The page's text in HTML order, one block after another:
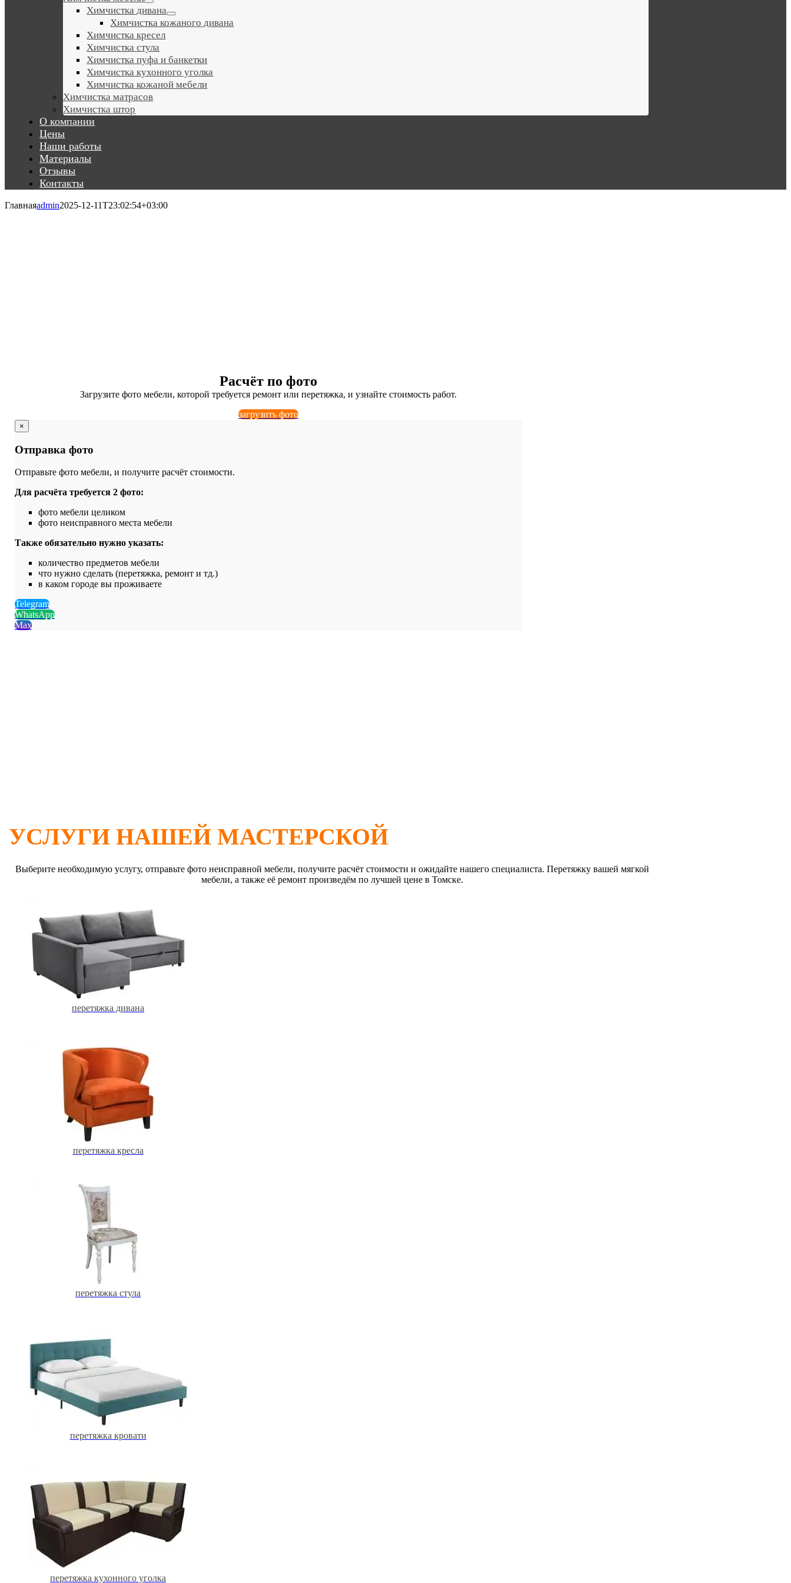
Химчистка дивана
Химчистка кожаного дивана
Химчистка кресел
Химчистка стула
Химчистка пуфа и банкетки
Химчистка кухонного уголка
Химчистка кожаной мебели
Химчистка матрасов
Химчистка штор
О компании
Цены
Наши работы
Материалы
Отзывы
Контакты
Главнаяadmin2025-12-11T23:02:54+03:00
Расчёт по фото
Загрузите фото мебели, которой требуется ремонт или перетяжка, и узнайте стоимость работ.
загрузить фото
×
Отправка фото
Отправьте фото мебели, и получите расчёт стоимости.
Для расчёта требуется 2 фото:
фото мебели целиком
фото неисправного места мебели
Также обязательно нужно указать:
количество предметов мебели
что нужно сделать (перетяжка, ремонт и тд.)
в каком городе вы проживаете
Telegram
WhatsApp
Max
УСЛУГИ НАШЕЙ МАСТЕРСКОЙ
Выберите необходимую услугу, отправьте фото неисправной мебели, получите расчёт стоимости и ожидайте нашего специалиста. Перетяжку вашей мягкой
мебели, а также её ремонт произведём по лучшей цене в Томске.
перетяжка дивана
перетяжка кресла
перетяжка стула
перетяжка кровати
перетяжка кухонного уголка